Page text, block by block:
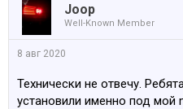
Joop
Well-Known Member
8 авг 2020
Технически не отвечу.
установили именно под мой